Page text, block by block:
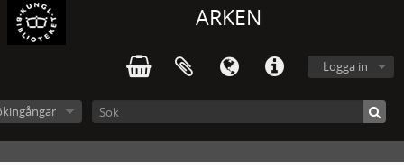
ARKEN
Logga in